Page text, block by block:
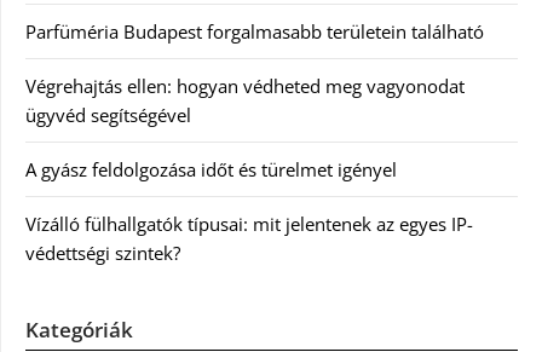
Parfüméria Budapest forgalmasabb területein található
Végrehajtás ellen: hogyan védheted meg vagyonodat
ügyvéd segítségével
A gyász feldolgozása időt és türelmet igényel
Vízálló fülhallgatók típusai: mit jelentenek az egyes IP-
védettségi szintek?
Kategóriák